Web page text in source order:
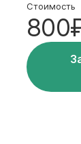
Стоимость